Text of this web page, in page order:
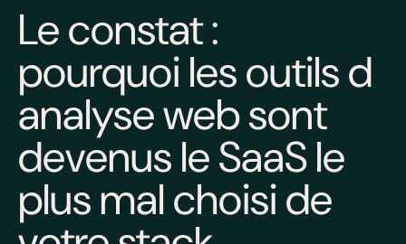
Le constat :
pourquoi les outils d
analyse web sont
devenus le SaaS le
plus mal choisi de